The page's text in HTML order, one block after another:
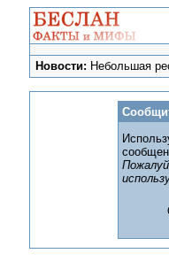
Новости: Небольшая